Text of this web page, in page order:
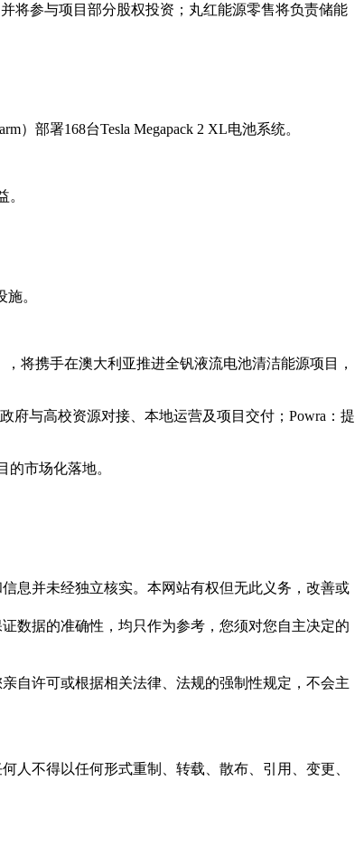
将参与项目部分股权投资；丸红能源零售将负责储能
）部署168台Tesla Megapack 2 XL电池系统。
。
将携手在澳大利亚推进全钒液流电池清洁能源项目，
府与高校资源对接、本地运营及项目交付；Powra：提
市场化落地。
息并未经独立核实。本网站有权但无此义务，改善或
数据的准确性，均只作为参考，您须对您自主决定的
自许可或根据相关法律、法规的强制性规定，不会主
人不得以任何形式重制、转载、散布、引用、变更、